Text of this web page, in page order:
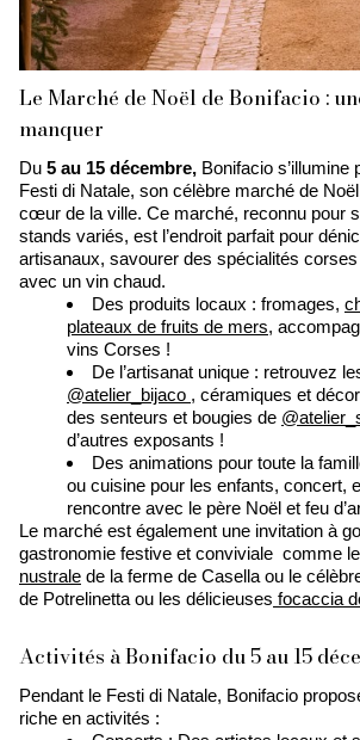
Le Marché de Noël de Bonifacio :
manquer
Du 5 au 15 décembre, Bonifacio s’illumine
Festi di Natale, son célèbre marché de
cœur de la ville. Ce marché, reconnu pour
stands variés, est l’endroit parfait pour
artisanaux, savourer des spécialités
avec un vin chaud.
Des produits locaux : fromages,
plateaux de fruits de mers,
vins Corses !
De l’artisanat unique : retrouvez
@atelier_bijaco , céramiques et
des senteurs et bougies de
d’autres exposants !
Des animations pour toute la
ou cuisine pour les enfants, concert,
rencontre avec le père Noël et feu
Le marché est également une invitation à
gastronomie festive et conviviale comme
nustrale de la ferme de Casella ou le
de Potrelinetta ou les délicieuses focaccia
Activités à Bonifacio du 5 au 15
Pendant le Festi di Natale, Bonifacio propose un programme
riche en activités :